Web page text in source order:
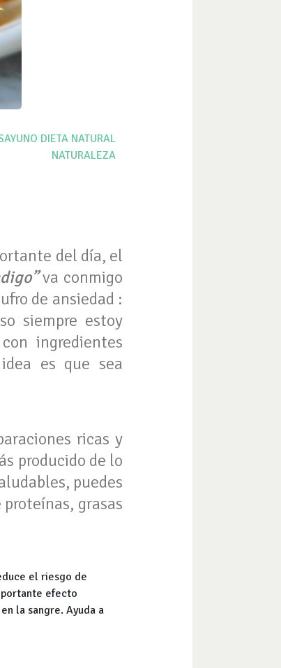
DIETA NATURAL
NATURALEZA
del día, el
va conmigo
de ansiedad :
siempre estoy
ingredientes
es que sea
ricas y
producido de lo
puedes
grasas
el riesgo de
efecto
la sangre. Ayuda a